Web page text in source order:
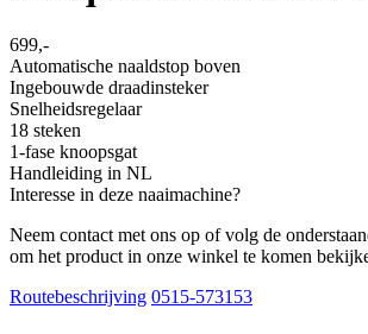
699,-
Automatische naaldstop boven
Ingebouwde draadinsteker
Snelheidsregelaar
18 steken
1-fase knoopsgat
Handleiding in NL
Interesse in deze naaimachine?
Neem contact met ons op of volg de
om het product in onze winkel te komen
Routebeschrijving 0515-573153